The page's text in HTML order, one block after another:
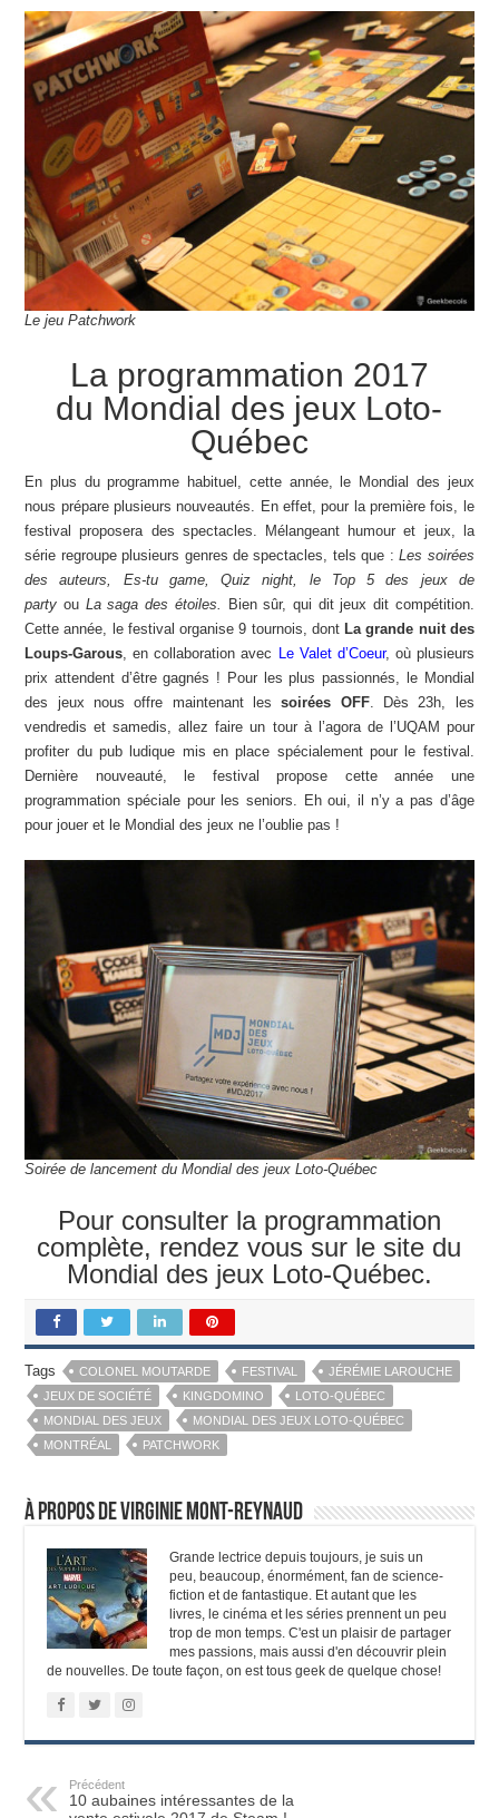
Le jeu Patchwork
La programmation 2017
du Mondial des jeux Loto-
Québec
En plus du programme habituel, cette année, le Mondial des jeux
nous prépare plusieurs nouveautés. En effet, pour la première fois, le
festival proposera des spectacles. Mélangeant humour et jeux, la
série regroupe plusieurs genres de spectacles, tels que :Les soirées
des auteurs, Es-tu game, Quiz night, le Top 5 des jeux de
party ou La saga des étoiles.
Bien sûr, qui dit jeux dit compétition.
Cette année, le festival organise 9 tournois, dont La grande nuit des
Loups-Garous, en collaboration avec Le Valet d’Coeur, où plusieurs
prix attendent d’être gagnés ! Pour les plus passionnés, le Mondial
des jeux nous offre maintenant lessoirées OFF. Dès 23h, les
vendredis et samedis, allez faire un tour à l’agora de l’UQAM pour
profiter du pub ludique mis en place spécialement pour le festival.
Dernière nouveauté, le festival propose cette année une
programmation spéciale pour les seniors. Eh oui, il n’y a pas d’âge
pour jouer et le Mondial des jeux ne l’oublie pas !
Soirée de lancement du Mondial des jeux Loto-Québec
Pour consulter la programmation
complète, rendez vous sur le site du
Mondial des jeux Loto-Québec.
Tags COLONEL MOUTARDE FESTIVAL
JÉRÉMIE LAROUCHE
JEUX DE SOCIÉTÉ
KINGDOMINO
LOTO-QUÉBEC
MONDIAL DES JEUX
MONDIAL DES JEUX LOTO-QUÉBEC
MONTRÉAL
PATCHWORK
À propos de Virginie Mont-Reynaud
Grande lectrice depuis toujours, je suis un
peu, beaucoup, énormément, fan de science-
fiction et de fantastique. Et autant que les
livres, le cinéma et les séries prennent un peu
trop de mon temps. C'est un plaisir de partager
mes passions, mais aussi d'en découvrir plein
de nouvelles. De toute façon, on est tous geek de quelque chose!
Précédent
10 aubaines intéressantes de la